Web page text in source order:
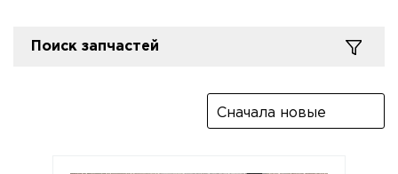
Поиск запчастей
Сначала новые